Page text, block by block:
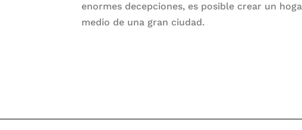
enormes decepciones, es posible crear un
medio de una gran ciudad.